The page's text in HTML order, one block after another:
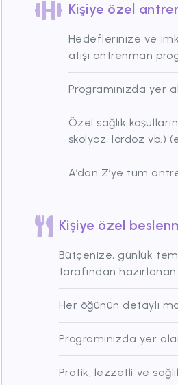
Kişiye özel
Hedeflerinize ve
atışı antrenman
Programınızda yer
Özel sağlık
skolyoz, lordoz vb.)
A’dan Z’ye tüm
Kişiye özel
Bütçenize, günlük
tarafından
Her öğünün detaylı
Programınızda yer
Pratik, lezzetli ve